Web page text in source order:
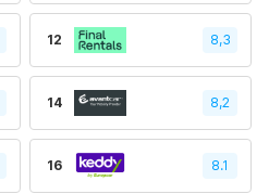
12 8,3
14 8,2
16 8.1